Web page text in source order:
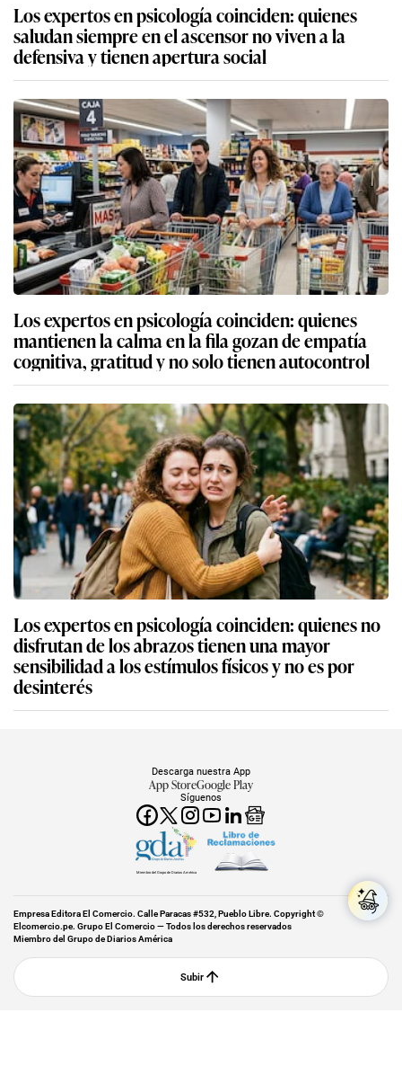
Los expertos en psicología coinciden: quienes
saludan siempre en el ascensor no viven a la
defensiva y tienen apertura social
Los expertos en psicología coinciden: quienes
mantienen la calma en la fila gozan de empatía
cognitiva, gratitud y no solo tienen autocontrol
Los expertos en psicología coinciden: quienes no
disfrutan de los abrazos tienen una mayor
sensibilidad a los estímulos físicos y no es por
desinterés
Síguenos
Descarga nuestra App
App StoreGoogle Play
Miembro del Grupo de Diarios América
Empresa Editora El Comercio. Calle Paracas #532, Pueblo Libre. Copyright ©
Elcomercio.pe. Grupo El Comercio — Todos los derechos reservados
Miembro del Grupo de Diarios América
Subir